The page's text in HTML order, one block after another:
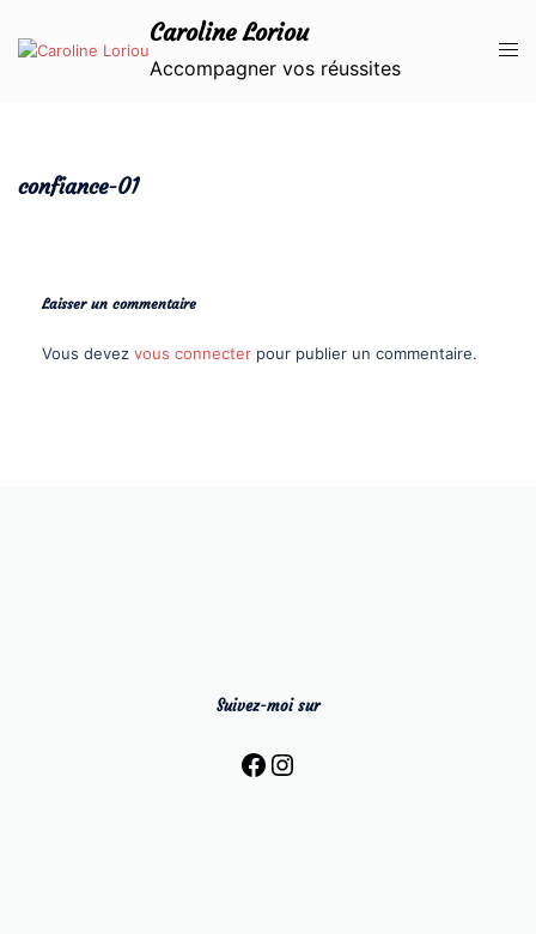
contenu
Caroline Loriou
Accompagner vos réussites
confiance-01
Laisser un commentaire
Vous devez vous connecter pour publier un commentaire.
Suivez-moi sur
Facebook
Instagram